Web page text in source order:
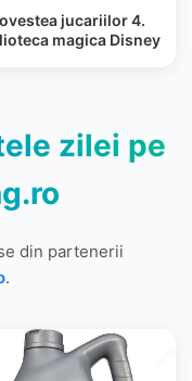
jucariilor 4.
magica Disney
zilei pe
din partenerii
.